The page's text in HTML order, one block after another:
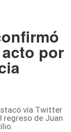
por
vía Twitter
regreso de Juan